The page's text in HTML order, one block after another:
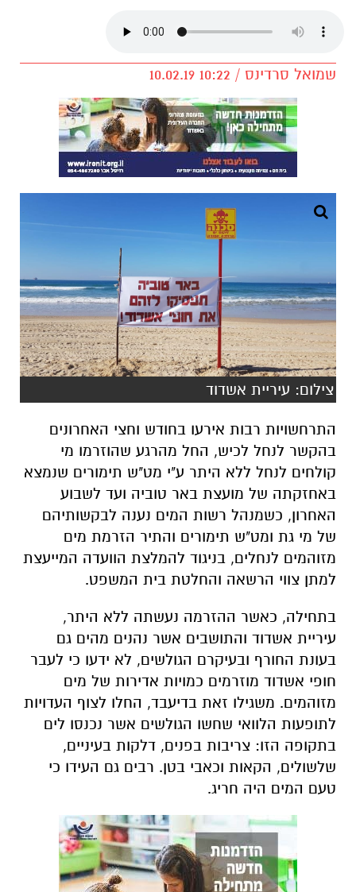
שמואל סרדינס / 10:22 10.02.19
צילום: עיריית אשדוד
התרחשויות רבות אירעו בחודש וחצי האחרונים
בהקשר לנחל לכיש, החל מהרגע שהוזרמו מי
קולחים לנחל ללא היתר ע"י מט"ש תימורים שנמצא
באחזקתה של מועצת באר טוביה ועד לשבוע
האחרון, כשמנהל רשות המים נענה לבקשותיהם
של מי גת ומט"ש תימורים והתיר הזרמת מים
מזוהמים לנחלים, בניגוד להמלצת הוועדה המייעצת
למתן צווי הרשאה והחלטת בית המשפט.
בתחילה, כאשר ההזרמה נעשתה ללא היתר,
עיריית אשדוד והתושבים אשר נהנים מהים גם
בעונת החורף ובעיקרם הגולשים, לא ידעו כי לעבר
חופי אשדוד מוזרמים כמויות אדירות של מים
מזוהמים. משגילו זאת בדיעבד, החלו לצוף העדויות
לתופעות הלוואי שחשו הגולשים אשר נכנסו לים
בתקופה הזו: צריבות בפנים, דלקות בעיניים,
שלשולים, הקאות וכאבי בטן. רבים גם העידו כי
טעם המים היה חריג.